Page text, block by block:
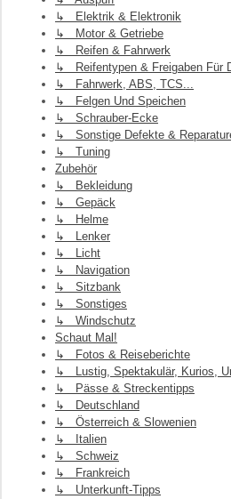
↳ Elektrik & Elektronik
↳ Motor & Getriebe
↳ Reifen & Fahrwerk
↳ Reifentypen & Freigaben Für
↳ Fahrwerk, ABS, TCS...
↳ Felgen Und Speichen
↳ Schrauber-Ecke
↳ Sonstige Defekte &
↳ Tuning
Zubehör
↳ Bekleidung
↳ Gepäck
↳ Helme
↳ Lenker
↳ Licht
↳ Navigation
↳ Sitzbank
↳ Sonstiges
↳ Windschutz
Schaut Mal!
↳ Fotos & Reiseberichte
↳ Lustig, Spektakulär, Kurios,
↳ Pässe & Streckentipps
↳ Deutschland
↳ Österreich & Slowenien
↳ Italien
↳ Schweiz
↳ Frankreich
↳ Unterkunft-Tipps